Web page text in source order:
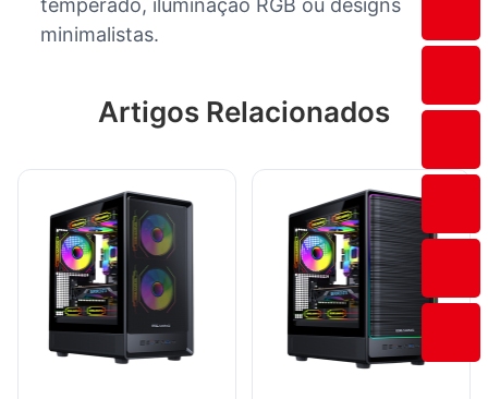
temperado, iluminação RGB ou designs
minimalistas.
Artigos Relacionados